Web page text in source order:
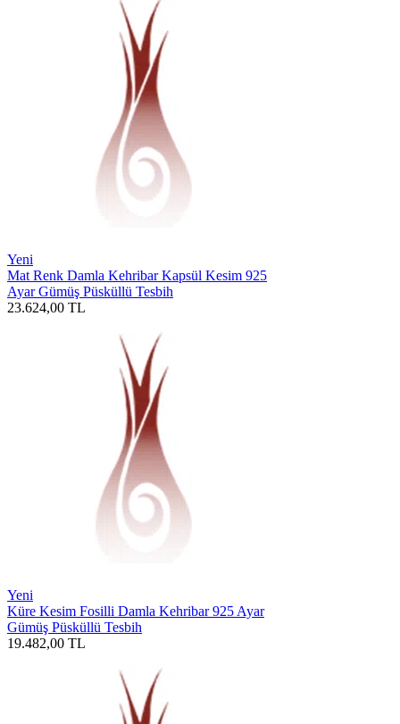
Yeni
Mat Renk Damla Kehribar Kapsül Kesim 925
Ayar Gümüş Püsküllü Tesbih
23.624,00 TL
Yeni
Küre Kesim Fosilli Damla Kehribar 925 Ayar
Gümüş Püsküllü Tesbih
19.482,00 TL